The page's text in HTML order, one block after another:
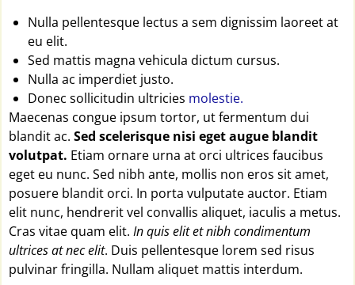
Nulla pellentesque lectus a sem dignissim laoreet at
eu elit.
Sed mattis magna vehicula dictum cursus.
Nulla ac imperdiet justo.
Donec sollicitudin ultricies molestie.
Maecenas congue ipsum tortor, ut fermentum dui
blandit ac. Sed scelerisque nisi eget augue blandit
volutpat. Etiam ornare urna at orci ultrices faucibus
eget eu nunc. Sed nibh ante, mollis non eros sit amet,
posuere blandit orci. In porta vulputate auctor. Etiam
elit nunc, hendrerit vel convallis aliquet, iaculis a metus.
Cras vitae quam elit. In quis elit et nibh condimentum
ultrices at nec elit. Duis pellentesque lorem sed risus
pulvinar fringilla. Nullam aliquet mattis interdum.